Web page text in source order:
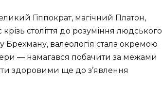
Гіппократ, магічний Платон,
століття до розуміння людського
Брехману, валеологія стала окремою
— намагався побачити за межами
здоровими ще до з’явлення